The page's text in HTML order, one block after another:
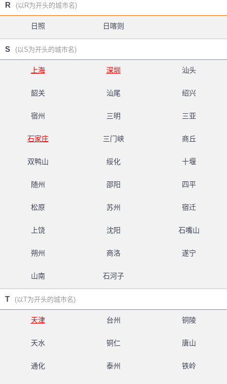
R (以R为开头的城市名)
日照 日喀则
S (以S为开头的城市名)
上海 深圳 汕头
韶关 汕尾 绍兴
宿州 三明 三亚
石家庄 三门峡 商丘
双鸭山 绥化 十堰
随州 邵阳 四平
松原 苏州 宿迁
上饶 沈阳 石嘴山
朔州 商洛 遂宁
山南 石河子
T (以T为开头的城市名)
天津 台州 铜陵
天水 铜仁 唐山
通化 泰州 铁岭